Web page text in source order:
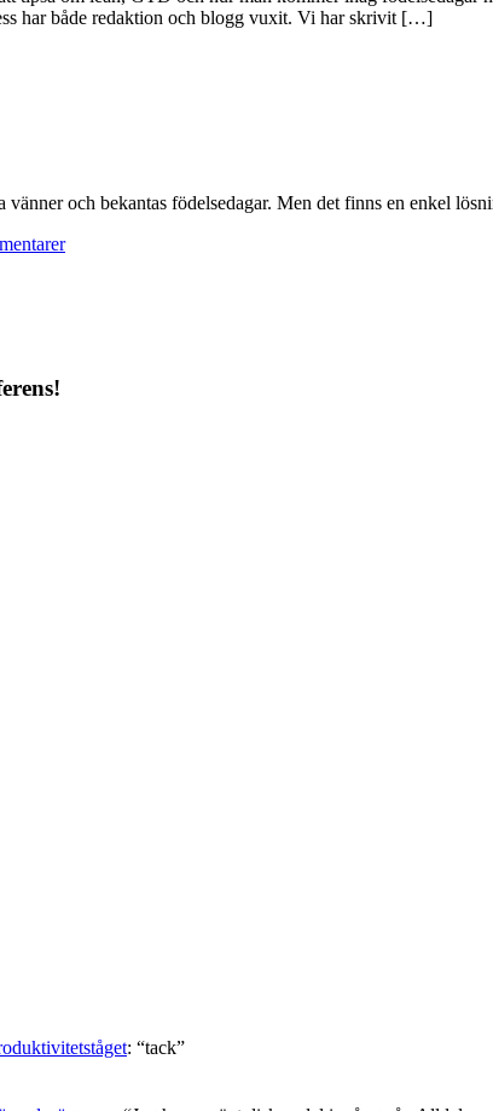
har både redaktion och blogg vuxit. Vi har skrivit […]
och bekantas födelsedagar. Men det finns en enkel
: “tack”